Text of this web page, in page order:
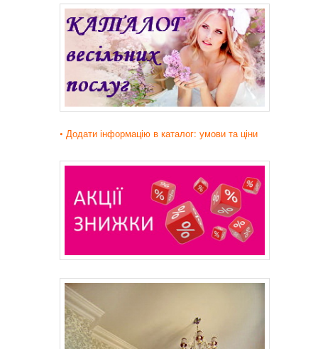
• Додати інформацію в каталог: умови та ціни